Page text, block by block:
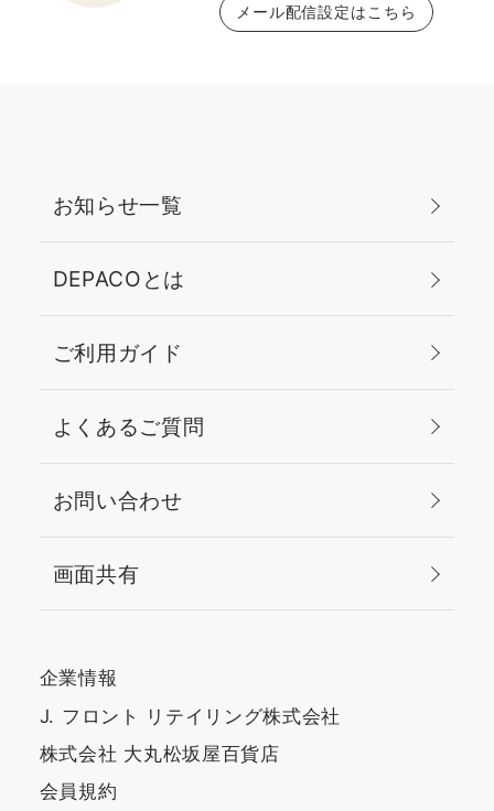
メール配信設定はこちら
お知らせ一覧
DEPACOとは
ご利用ガイド
よくあるご質問
お問い合わせ
画面共有
企業情報
J. フロント リテイリング株式会社
株式会社 大丸松坂屋百貨店
会員規約